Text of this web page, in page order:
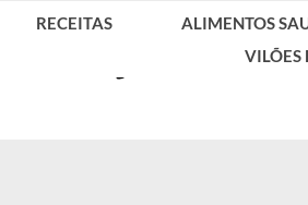
RECEITAS
ALIMENTOS
VILÕES